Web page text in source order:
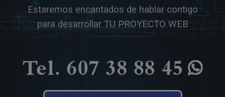
Estaremos encantados de hablar contigo
para desarrollar TU PROYECTO WEB